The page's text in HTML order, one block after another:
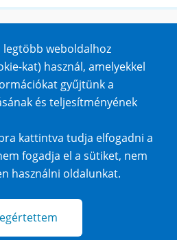
weboldalhoz
kat) használ, amelyekkel
gyűjtünk a
és teljesítményének
kattintva tudja elfogadni a
fogadja el a sütiket, nem
használni oldalunkat.